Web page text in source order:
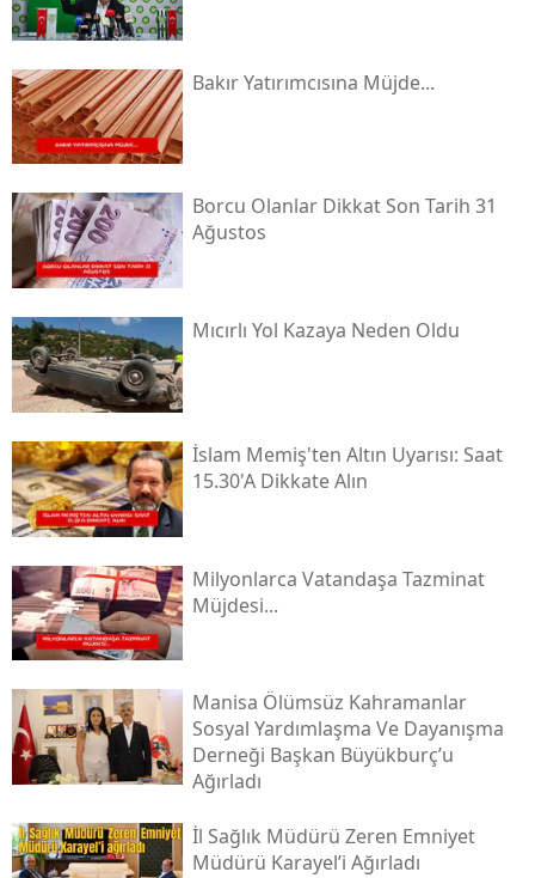
Bakır Yatırımcısına Müjde...
Borcu Olanlar Dikkat Son Tarih 31
Ağustos
Mıcırlı Yol Kazaya Neden Oldu
İslam Memiş'ten Altın Uyarısı: Saat
15.30'a Dikkate Alın
Milyonlarca Vatandaşa Tazminat
Müjdesi...
Manisa Ölümsüz Kahramanlar
Sosyal Yardımlaşma Ve Dayanışma
Derneği Başkan Büyükburç’u
Ağırladı
İl Sağlık Müdürü Zeren Emniyet
Müdürü Karayel’i Ağırladı